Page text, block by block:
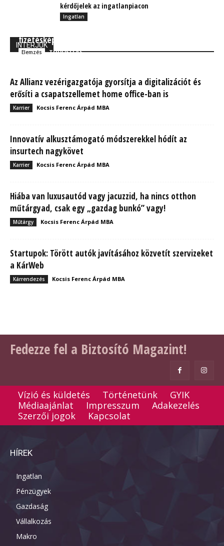
kérdőjelek az ingatlanpiacon
Ingatlan
INTERJÚK
fizetésképtelenségek a járvány miatt?
Elemzés TUDÓSÍTÁS
Az Allianz vezérigazgatója gyorsítja a digitalizációt és
erősíti a csapatszellemet home office-ban is
Karrier Kocsis Ferenc Árpád MBA
Innovatív alkusztámogató módszerekkel hódít az
insurtech nagykövet
Karrier Kocsis Ferenc Árpád MBA
Hiába van luxusautód vagy jacuzzid, ha nincs otthon
műtárgyad, csak egy „gazdag bunkó” vagy!
Műtárgy Kocsis Ferenc Árpád MBA
Startupok: Törött autók javításához közvetít szervizeket
a KárWeb
Kárrendezés Kocsis Ferenc Árpád MBA
Fedezze fel a Biztosító Magazint!
Vízió és küldetés Történetünk
GYIK
Médiaajánlat
Impresszum
Adakezelés
Szerzői jogok
Kapcsolat
HÍREK
Ingatlan
Pénzügyek
Gazdaság
Vállalkozás
Makro